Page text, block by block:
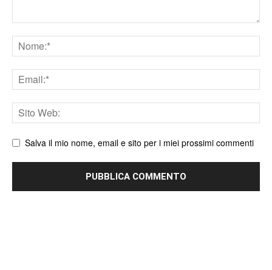
Nome
Email
Sito
web
Salva il mio nome, email e sito per i miei prossimi commenti